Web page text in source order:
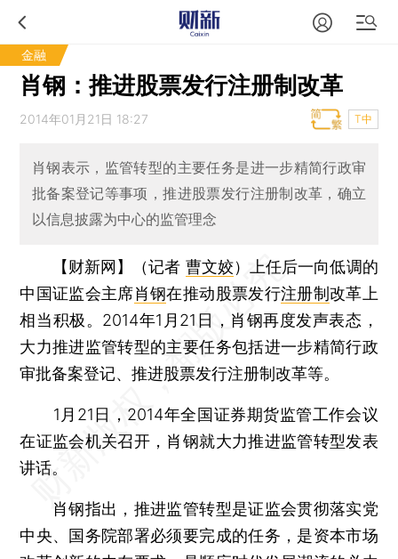
金融
肖钢：推进股票发行注册制改革
2014年01月21日 18:27 T中
肖钢表示，监管转型的主要任务是进一步精简行政审
批备案登记等事项，推进股票发行注册制改革，确立
以信息披露为中心的监管理念
【财新网】（记者 曹文姣）
上任后一向低调的
中国证监会主席肖钢在推动股票发行注册制 改革上
相当积极。2014年1月21日，肖钢再度发声表态，
大力推进监管转型的主要任务包括进一步精简行政
审批备案登记、推进股票发行注册制改革等。
1月21日，2014年全国证券期货监管工作会议
在证监会机关召开，肖钢就大力推进监管转型发表
讲话。
肖钢指出，推进监管转型是证监会贯彻落实党
中央、国务院部署必须要完成的任务，是资本市场